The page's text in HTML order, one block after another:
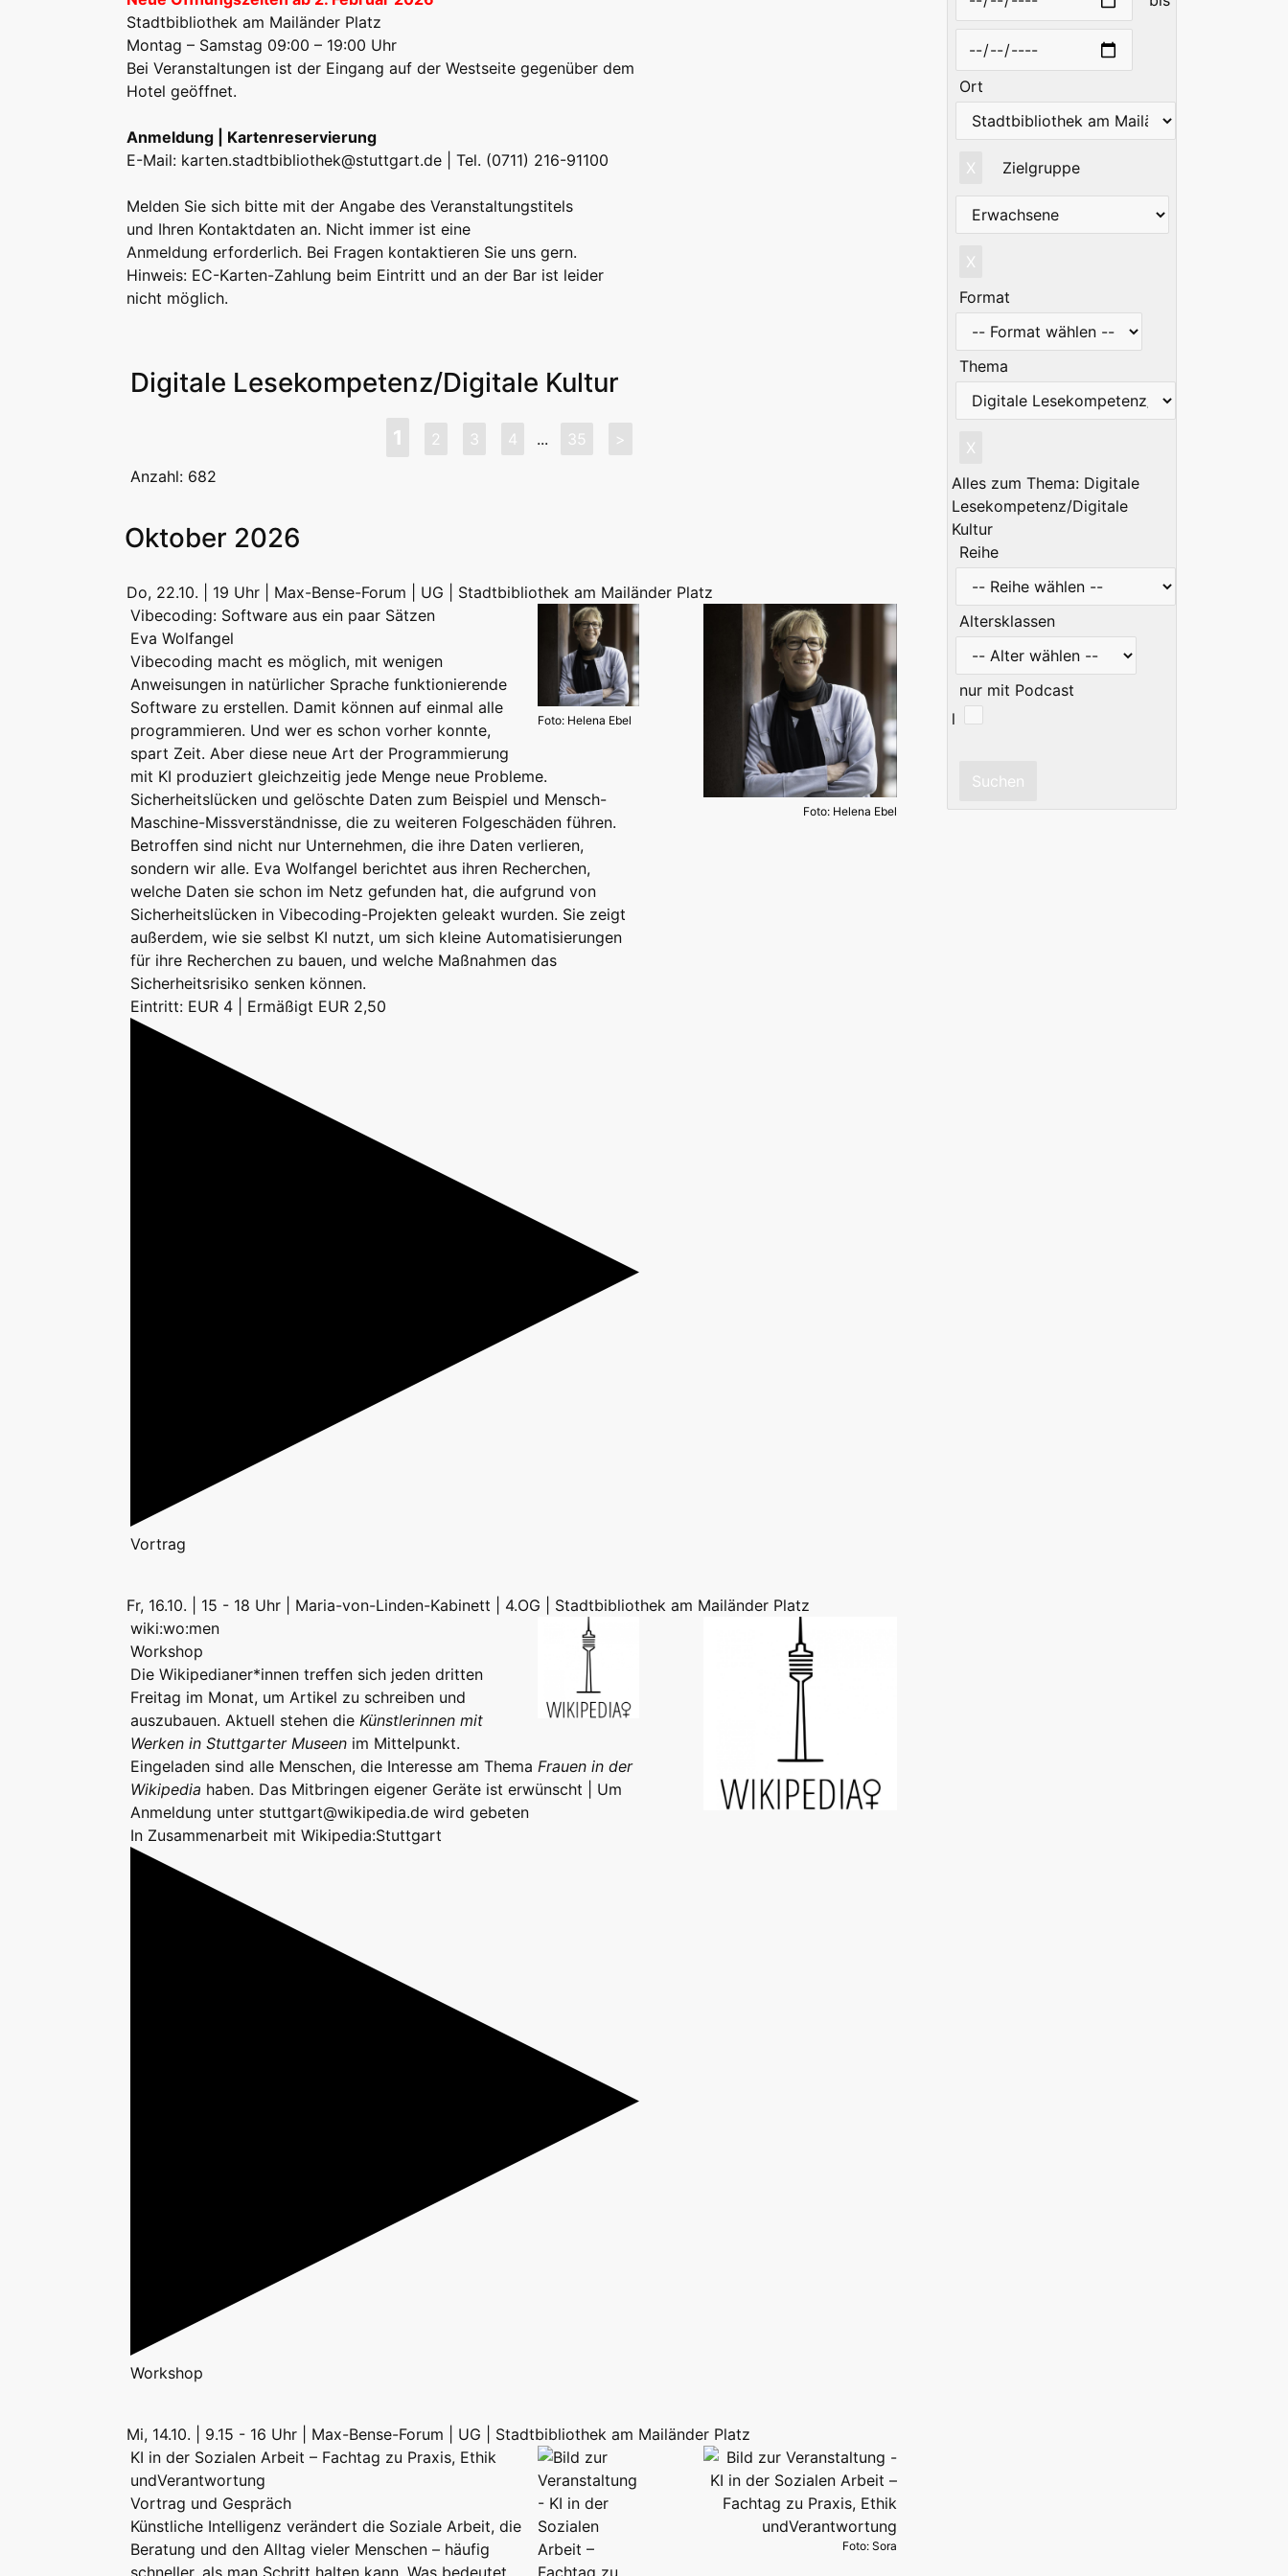
Ort
X Zielgruppe
X
Format
Thema
X
Alles zum Thema: Digitale
Lesekompetenz/Digitale
Kultur
Reihe
Altersklassen
nur mit Podcast
l
Stadtbibliothek am Mailänder Platz
Montag – Samstag 09:00 – 19:00 Uhr
Bei Veranstaltungen ist der Eingang auf der Westseite gegenüber dem
Hotel geöffnet.
Anmeldung | Kartenreservierung
E-Mail: karten.stadtbibliothek@stuttgart.de| Tel. (0711) 216-91100
Melden Sie sich bitte mit der Angabe des Veranstaltungstitels
und Ihren Kontaktdaten an. Nicht immer ist eine
Anmeldung erforderlich. Bei Fragen kontaktieren Sie uns gern.
Hinweis: EC-Karten-Zahlung beim Eintritt und an der Bar ist leider
nicht möglich.
Digitale Lesekompetenz/Digitale Kultur
1 2 3 4 ... 35
>
Anzahl: 682
Oktober 2026
Do, 22.10. | 19 Uhr | Max-Bense-Forum | UG | Stadtbibliothek am Mailänder Platz
Foto: Helena Ebel
Vibecoding: Software aus ein paar Sätzen
Eva Wolfangel
Vibecoding macht es möglich, mit wenigen
Anweisungen in natürlicher Sprache funktionierende
Software zu erstellen. Damit können auf einmal alle
programmieren. Und wer es schon vorher konnte,
spart Zeit. Aber diese neue Art der Programmierung
mit KI produziert gleichzeitig jede Menge neue Probleme.
Sicherheitslücken und gelöschte Daten zum Beispiel und Mensch-
Maschine-Missverständnisse, die zu weiteren Folgeschäden führen.
Betroffen sind nicht nur Unternehmen, die ihre Daten verlieren,
sondern wir alle. Eva Wolfangel berichtet aus ihren Recherchen,
welche Daten sie schon im Netz gefunden hat, die aufgrund von
Sicherheitslücken in Vibecoding-Projekten geleakt wurden. Sie zeigt
außerdem, wie sie selbst KI nutzt, um sich kleine Automatisierungen
für ihre Recherchen zu bauen, und welche Maßnahmen das
Sicherheitsrisiko senken können.
Eintritt: EUR 4 | Ermäßigt EUR 2,50
Vortrag
Foto: Helena Ebel
Fr, 16.10. | 15 - 18 Uhr | Maria-von-Linden-Kabinett | 4.OG | Stadtbibliothek am Mailänder Platz
wiki:wo:men
Workshop
Die Wikipedianer*innen treffen sich jeden dritten
Freitag im Monat, um Artikel zu schreiben und
auszubauen. Aktuell stehen die Künstlerinnen mit
Werken in Stuttgarter Museenim Mittelpunkt.
Eingeladen sind alle Menschen, die Interesse am Thema Frauen in der
Wikipedia haben. Das Mitbringen eigener Geräte ist erwünscht | Um
Anmeldung unter stuttgart@wikipedia.de wird gebeten
In Zusammenarbeit mit Wikipedia:Stuttgart
Workshop
Mi, 14.10. | 9.15 - 16 Uhr | Max-Bense-Forum | UG | Stadtbibliothek am Mailänder Platz
KI in der Sozialen Arbeit – Fachtag zu Praxis, Ethik
undVerantwortung
Vortrag und Gespräch
Künstliche Intelligenz verändert die Soziale Arbeit, die
Beratung und den Alltag vieler Menschen – häufig
schneller, als man Schritt halten kann. Was bedeutet
Foto: Sora